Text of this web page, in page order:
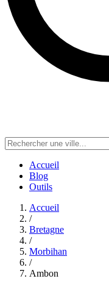
Accueil
Blog
Outils
Accueil
/
Bretagne
/
Morbihan
/
Ambon